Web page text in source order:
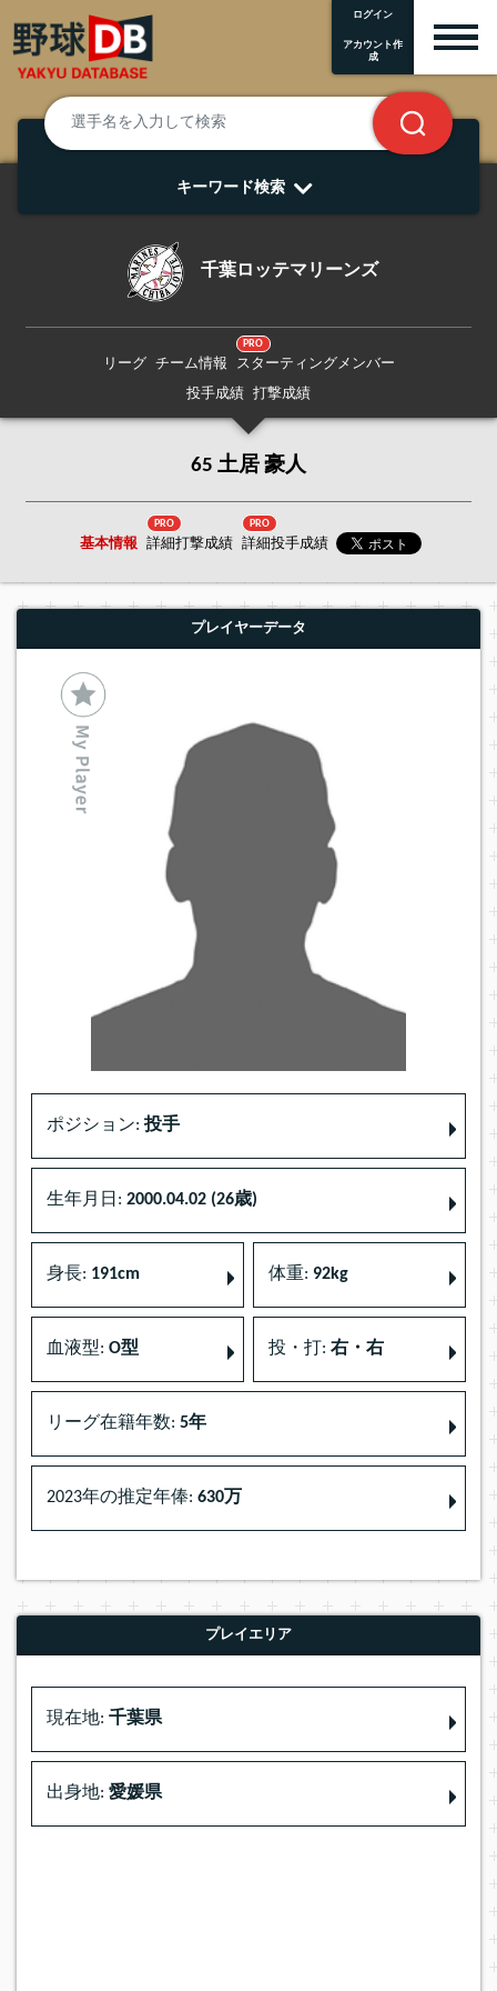
ログイン
アカウント作
成
キーワード検索
千葉ロッテマリーンズ
リーグ チーム情報
PRO
スターティングメンバー
投手成績 打撃成績
65 土居 豪人
基本情報
PRO
詳細打撃成績
PRO
詳細投手成績
プレイヤーデータ
ポジション: 投手
生年月日: 2000.04.02 (26歳)
身長: 191cm 体重: 92kg
血液型: O型 投・打: 右・右
リーグ在籍年数: 5年
2023年の推定年俸: 630万
プレイエリア
現在地: 千葉県
出身地: 愛媛県